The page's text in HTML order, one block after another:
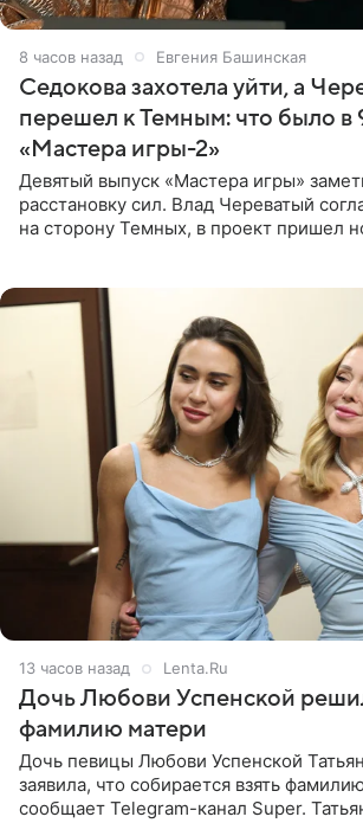
8 часов назад Евгения Башинская
Седокова захотела уйти, а
перешел к Темным: что было в
«Мастера игры-2»
Девятый выпуск «Мастера игры»
расстановку сил. Влад Череватый
на сторону Темных, в проект пришел
13 часов назад Lenta.Ru
Дочь Любови Успенской
фамилию матери
Дочь певицы Любови Успенской
заявила, что собирается взять
сообщает Telegram-канал Super.